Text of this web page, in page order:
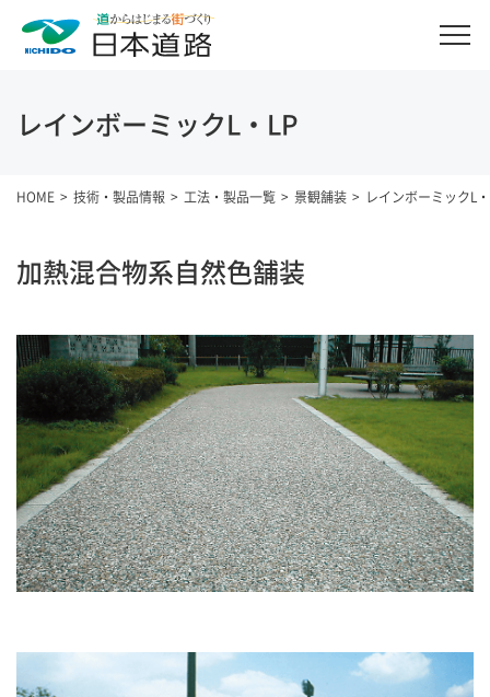
レインボーミックL・LP
HOME 技術・製品情報 工法・製品一覧 景観舗装 レインボーミックL
加熱混合物系自然色舗装